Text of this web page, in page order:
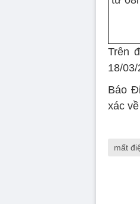
Trên
18/
Báo
xác
mất